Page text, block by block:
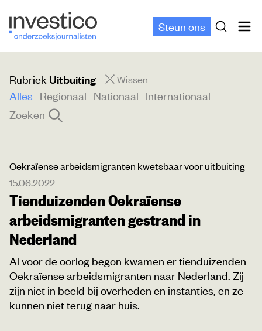
Steun ons
Rubriek Uitbuiting Wissen
Alles Regionaal Nationaal Internationaal
Zoeken
Oekraïense arbeidsmigranten kwetsbaar voor uitbuiting
15.06.2022
Tienduizenden Oekraïense
arbeidsmigranten gestrand in
Nederland
Al voor de oorlog begon kwamen er tienduizenden
Oekraïense arbeidsmigranten naar Nederland. Zij
zijn niet in beeld bij overheden en instanties, en ze
kunnen niet terug naar huis.